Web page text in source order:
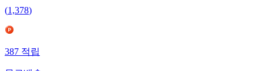
(1,378)
387적립